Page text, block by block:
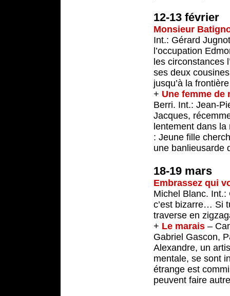
12-13 février
Monsieur
Int.: Gérard
l’occupation
les circonstances
ses deux
jusqu’à la
+ Une femme de
Berri. Int.: Jean-
Jacques,
lentement dans
: Jeune fille
une banlieusarde
18-19 mars
Embrassez qui
Michel Blanc.
c’est bizarre… Si
traverse en
+ Le marais –
Gabriel Gascon,
Alexandre, un
mentale, se sont
étrange est
peuvent faire